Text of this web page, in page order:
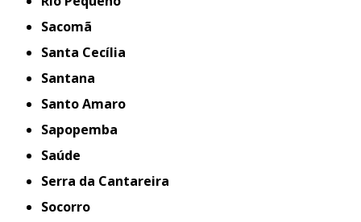
Sacomã
Santa Cecília
Santana
Santo Amaro
Sapopemba
Saúde
Serra da Cantareira
Socorro